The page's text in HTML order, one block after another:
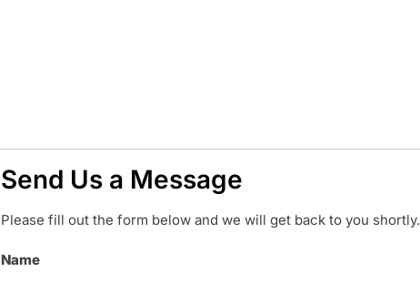
Send Us a Message
Please fill out the form below and we will get back to you shortly.
Name